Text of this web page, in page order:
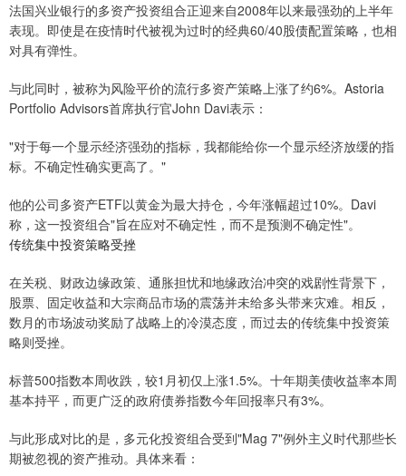
法国兴业银行的多资产投资组合正迎来自2008年以来最强劲的上半年
表现。即使是在疫情时代被视为过时的经典60/40股债配置策略，也相
对具有弹性。
与此同时，被称为风险平价的流行多资产策略上涨了约6%。Astoria
Portfolio Advisors首席执行官John Davi表示：
"对于每一个显示经济强劲的指标，我都能给你一个显示经济放缓的指
标。不确定性确实更高了。"
他的公司多资产ETF以黄金为最大持仓，今年涨幅超过10%。Davi
称，这一投资组合"旨在应对不确定性，而不是预测不确定性"。
传统集中投资策略受挫
在关税、财政边缘政策、通胀担忧和地缘政治冲突的戏剧性背景下，
股票、固定收益和大宗商品市场的震荡并未给多头带来灾难。相反，
数月的市场波动奖励了战略上的冷漠态度，而过去的传统集中投资策
略则受挫。
标普500指数本周收跌，较1月初仅上涨1.5%。十年期美债收益率本周
基本持平，而更广泛的政府债券指数今年回报率只有3%。
与此形成对比的是，多元化投资组合受到"Mag 7"例外主义时代那些长
期被忽视的资产推动。具体来看：